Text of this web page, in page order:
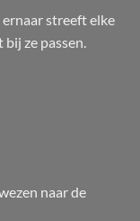
ernaar streeft elke
bij ze passen.
naar de